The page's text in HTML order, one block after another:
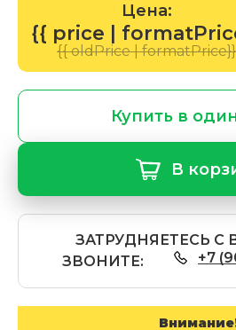
Цена:
{{ price |
{{ oldPrice | formatPrice}}
Купить в
В
ЗАТРУДНЯЕТЕСЬ С
ЗВОНИТЕ:
+7